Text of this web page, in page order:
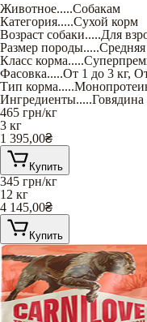
Животное.....Собакам
Категория.....Сухой корм
Возраст собаки.....Для
Размер породы.....Средняя
Класс корма.....
Фасовка.....От 1 до 3 кг,
Тип корма.....
Ингредиенты.....Говядина
465 грн/кг
3 кг
1 395,00₴
Купить
345 грн/кг
12 кг
4 145,00₴
Купить